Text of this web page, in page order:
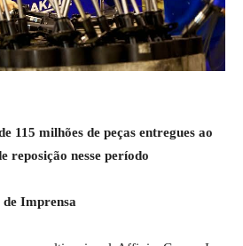
115 milhões de peças entregues ao
reposição nesse período
de Imprensa